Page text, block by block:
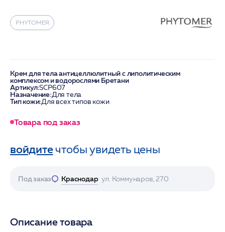
PHYTOMER
Крем для тела антицеллюлитный с липолитическим
комплексом и водорослями Бретани
Артикул:SCP607
Назначение:Для тела
Тип кожи:Для всех типов кожи
Товара под заказ
войдитечтобы увидеть цены
Под заказ Краснодар ул. Коммунаров, 270
Описание товара